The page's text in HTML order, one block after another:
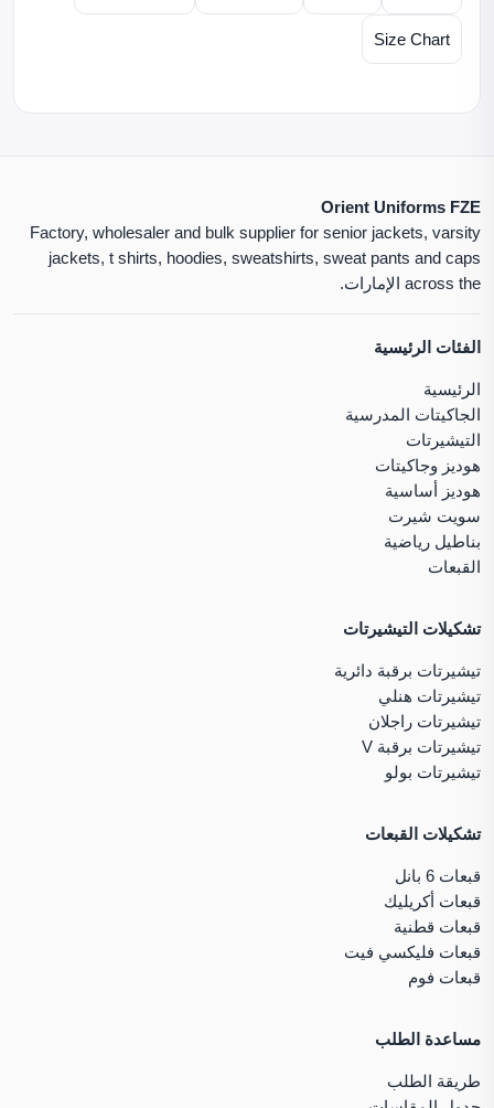
Size Chart
Orient Uniforms FZE
Factory, wholesaler and bulk supplier for senior jackets, varsity
jackets, t shirts, hoodies, sweatshirts, sweat pants and caps
across the الإمارات.
الفئات الرئيسية
الرئيسية
الجاكيتات المدرسية
التيشيرتات
هوديز وجاكيتات
هوديز أساسية
سويت شيرت
بناطيل رياضية
القبعات
تشكيلات التيشيرتات
تيشيرتات برقبة دائرية
تيشيرتات هنلي
تيشيرتات راجلان
تيشيرتات برقبة V
تيشيرتات بولو
تشكيلات القبعات
قبعات 6 بانل
قبعات أكريليك
قبعات قطنية
قبعات فليكسي فيت
قبعات فوم
مساعدة الطلب
طريقة الطلب